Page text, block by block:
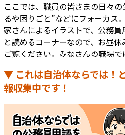
ここでは、職員の皆さまの日々
るや困りごと”などにフォーカス
家さんによるイラストで、公務員
と読めるコーナーなので、お昼
ご覧ください。みなさんの職場
▼ これは自治体ならでは！
報収集中です！